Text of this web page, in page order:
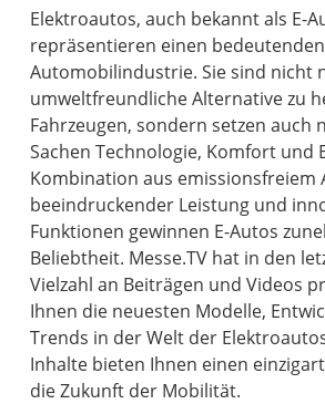
Elektroautos, auch bekannt als E-
repräsentieren einen
Automobilindustrie. Sie sind nicht
umweltfreundliche Alternative zu
Fahrzeugen, sondern setzen auch
Sachen Technologie, Komfort und
Kombination aus emissionsfreiem
beeindruckender Leistung und
Funktionen gewinnen E-Autos
Beliebtheit. Messe.TV hat in den
Vielzahl an Beiträgen und Videos
Ihnen die neuesten Modelle,
Trends in der Welt der
Inhalte bieten Ihnen einen
die Zukunft der Mobilität.